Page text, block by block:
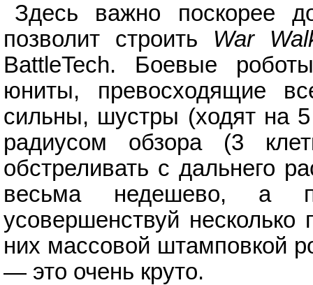
Здесь важно поскорее
позволит строить War
BattleTech. Боевые
юниты, превосходящие
сильны, шустры (ходят на
радиусом обзора (3
обстреливать с дальнего
весьма недешево, а
усовершенствуй несколько
них массовой штамповкой
— это очень круто.